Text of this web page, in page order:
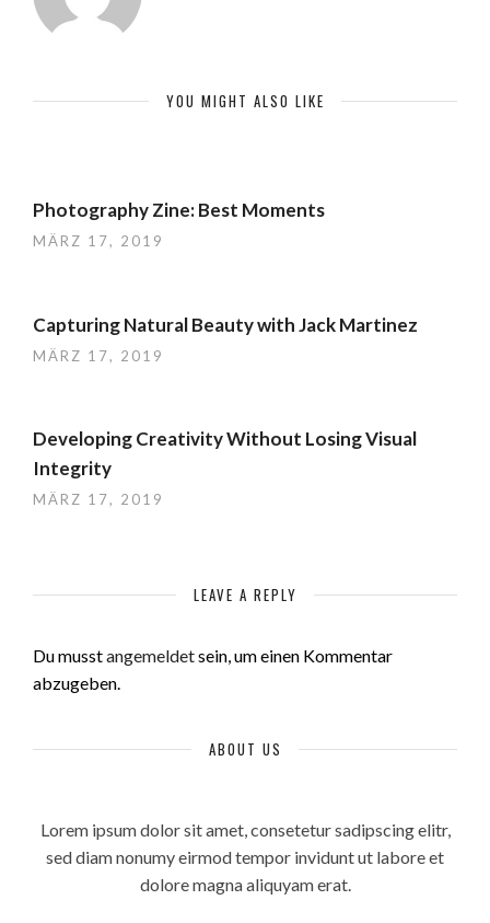
YOU MIGHT ALSO LIKE
Photography Zine: Best Moments
MÄRZ 17, 2019
Capturing Natural Beauty with Jack Martinez
MÄRZ 17, 2019
Developing Creativity Without Losing Visual
Integrity
MÄRZ 17, 2019
LEAVE A REPLY
Du musstangemeldetsein, um einen Kommentar
abzugeben.
ABOUT US
Lorem ipsum dolor sit amet, consetetur sadipscing elitr,
sed diam nonumy eirmod tempor invidunt ut labore et
dolore magna aliquyam erat.